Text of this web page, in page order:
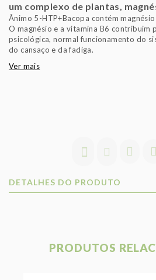
um complexo de plantas,
Ânimo 5-HTP+Bacopa contém
O magnésio e a vitamina B6 contribuim para uma normal
psicológica, normal funcionamento do
do cansaço e da fadiga.
Ver mais
DETALHES DO PRODUTO
PRODUTOS